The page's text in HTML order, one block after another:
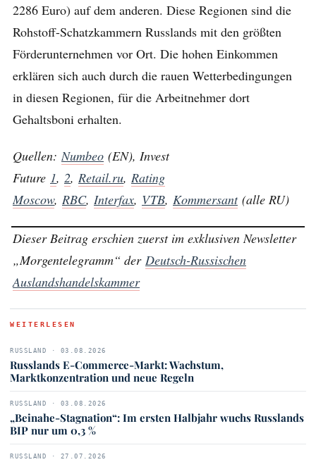
2286 Euro) auf dem anderen. Diese Regionen sind die
Rohstoff-Schatzkammern Russlands mit den größten
Förderunternehmen vor Ort. Die hohen Einkommen
erklären sich auch durch die rauen Wetterbedingungen
in diesen Regionen, für die Arbeitnehmer dort
Gehaltsboni erhalten.
Quellen:Numbeo (EN), Invest
Future 1, 2, Retail.ru, Rating
Moscow, RBC, Interfax, VTB, Kommersant(alle RU)
Dieser Beitrag erschien zuerst im exklusiven Newsletter
„Morgentelegramm“ der Deutsch-Russischen
Auslandshandelskammer
WEITERLESEN
RUSSLAND · 03.08.2026
Russlands E-Commerce-Markt: Wachstum,
Marktkonzentration und neue Regeln
RUSSLAND · 03.08.2026
„Beinahe-Stagnation“: Im ersten Halbjahr wuchs Russlands
BIP nur um 0,3 %
RUSSLAND · 27.07.2026